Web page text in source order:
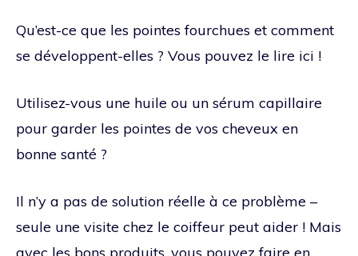
Qu’est-ce que les pointes fourchues et comment
se développent-elles ? Vous pouvez le lire ici !
Utilisez-vous une huile ou un sérum capillaire
pour garder les pointes de vos cheveux en
bonne santé ?
Il n’y a pas de solution réelle à ce problème –
seule une visite chez le coiffeur peut aider ! Mais
avec les bons produits, vous pouvez faire en